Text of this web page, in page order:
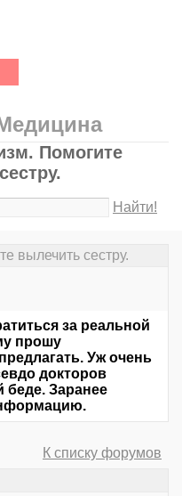
Помогите
Найти!
вылечить сестру.
за реальной
прошу
Уж очень
докторов
беде. Заранее
К списку форумов